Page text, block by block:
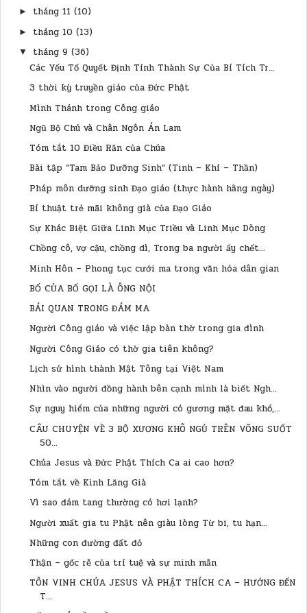
► tháng 11 (10)
► tháng 10 (13)
▼ tháng 9 (36)
Các Yếu Tố Quyết Định Tính Thành Sự Của Bí Tích Tr...
3 thời kỳ truyền giáo của Đức Phật
Mình Thánh trong Công giáo
Ngũ Bộ Chú và Chân Ngôn Án Lam
Tóm tắt 10 Điều Răn của Chúa
Bài tập “Tam Bảo Dưỡng Sinh” (Tinh – Khí – Thần)
Pháp môn dưỡng sinh Đạo giáo (thực hành hằng ngày)
Bí thuật trẻ mãi không già của Đạo Giáo
Sự Khác Biệt Giữa Linh Mục Triều và Linh Mục Dòng
Chồng cô, vợ cậu, chồng dì, Trong ba người ấy chết...
Minh Hôn – Phong tục cưới ma trong văn hóa dân gian
BỐ CỦA BỐ GỌI LÀ ÔNG NỘI
BÁI QUAN TRONG ĐÁM MA
Người Công giáo và việc lập bàn thờ trong gia đình
Người Công Giáo có thờ gia tiên không?
Lịch sử hình thành Mật Tông tại Việt Nam
Nhìn vào người đồng hành bên cạnh mình là biết Ngh...
Sự nguy hiểm của những người có gương mặt đau khổ,...
CÂU CHUYỆN VỀ 3 BỘ XƯƠNG KHÔ NGỦ TRÊN VÕNG SUỐT
50...
Chúa Jesus và Đức Phật Thích Ca ai cao hơn?
Tóm tắt về Kinh Lăng Già
Vì sao đám tang thường có hơi lạnh?
Người xuất gia tu Phật nên giàu lòng Từ bi, tu hạn...
Những con đường đất đỏ
Thận – gốc rễ của trí tuệ và sự minh mẫn
TÔN VINH CHÚA JESUS VÀ PHẬT THÍCH CA – HƯỚNG ĐẾN
T...